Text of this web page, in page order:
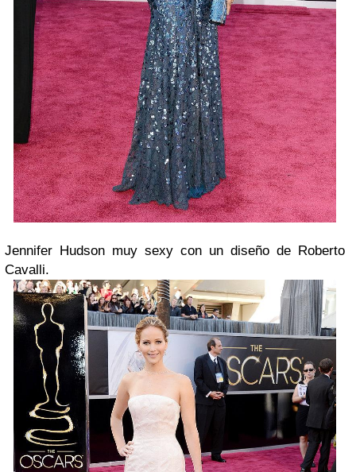
Jennifer Hudson muy sexy con un diseño de Roberto
Cavalli.